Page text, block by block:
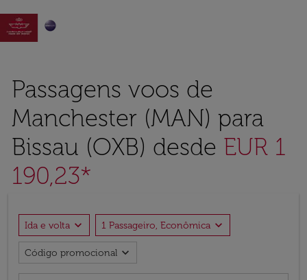

Passagens voos de
Manchester (MAN) para
Bissau (OXB) desde EUR 1
190,23*
Ida e volta expand_more 1 Passageiro, Econômica expand_more
Código promocional expand_more